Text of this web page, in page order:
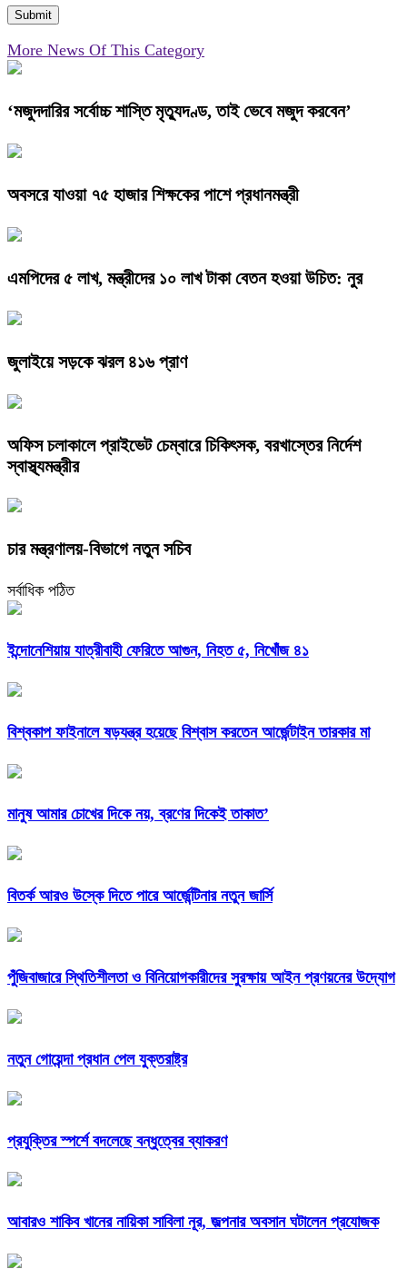
More News Of This Category
‘মজুদদারির সর্বোচ্চ শাস্তি মৃত্যুদণ্ড, তাই ভেবে মজুদ করবেন’
অবসরে যাওয়া ৭৫ হাজার শিক্ষকের পাশে প্রধানমন্ত্রী
এমপিদের ৫ লাখ, মন্ত্রীদের ১০ লাখ টাকা বেতন হওয়া উচিত: নুর
জুলাইয়ে সড়কে ঝরল ৪১৬ প্রাণ
অফিস চলাকালে প্রাইভেট চেম্বারে চিকিৎসক, বরখাস্তের নির্দেশ
স্বাস্থ্যমন্ত্রীর
চার মন্ত্রণালয়-বিভাগে নতুন সচিব
সর্বাধিক পঠিত
ইন্দোনেশিয়ায় যাত্রীবাহী ফেরিতে আগুন, নিহত ৫, নিখোঁজ ৪১
বিশ্বকাপ ফাইনালে ষড়যন্ত্র হয়েছে বিশ্বাস করতেন আর্জেন্টাইন তারকার মা
মানুষ আমার চোখের দিকে নয়, ব্রণের দিকেই তাকাত’
বিতর্ক আরও উস্কে দিতে পারে আর্জেন্টিনার নতুন জার্সি
পুঁজিবাজারে স্থিতিশীলতা ও বিনিয়োগকারীদের সুরক্ষায় আইন প্রণয়নের উদ্যোগ
নতুন গোয়েন্দা প্রধান পেল যুক্তরাষ্ট্র
প্রযুক্তির স্পর্শে বদলেছে বন্ধুত্বের ব্যাকরণ
আবারও শাকিব খানের নায়িকা সাবিলা নূর, জল্পনার অবসান ঘটালেন প্রযোজক